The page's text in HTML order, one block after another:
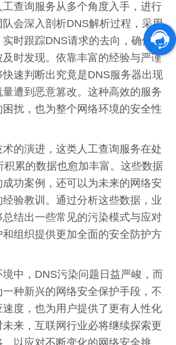
查询服务从多个角度入手，进行
会深入剖析DNS解析过程，采用
时跟踪DNS请求的去向，确保问
时发现。依靠丰富的经验与严谨
速判断出究竟是DNS服务器出现
遭到恶意篡改。这种高效的服务
扰，也为整个网络环境的安全性
的演进，这类人工查询服务在处
积累的数据也愈加丰富。这些数据
功案例，还可以为未来的网络安
验教训。通过分析这些数据，业
结出一些常见的污染模式与应对
组织提供更加全面的安全防护方
中，DNS污染问题日益严峻，而
一种新兴的网络安全保护手段，不
度，也为用户提供了更有人性化
来，互联网行业必将继续探索更